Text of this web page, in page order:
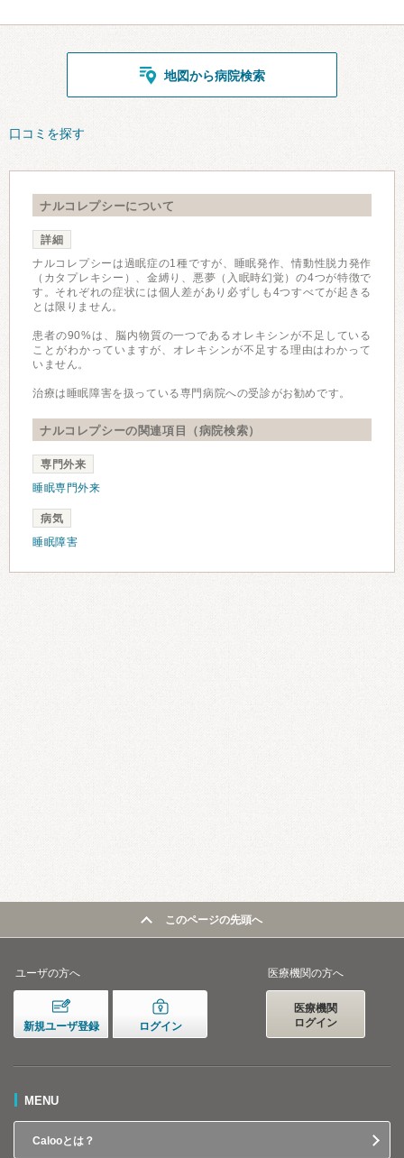
地図から病院検索
口コミを探す
ナルコレプシーについて
詳細
ナルコレプシーは過眠症の1種ですが、睡眠発作、情動性脱力発作
（カタプレキシー）、金縛り、悪夢（入眠時幻覚）の4つが特徴で
す。それぞれの症状には個人差があり必ずしも4つすべてが起きる
とは限りません。
患者の90%は、脳内物質の一つであるオレキシンが不足している
ことがわかっていますが、オレキシンが不足する理由はわかって
いません。
治療は睡眠障害を扱っている専門病院への受診がお勧めです。
ナルコレプシーの関連項目（病院検索）
専門外来
睡眠専門外来
病気
睡眠障害
このページの先頭へ
ユーザの方へ
新規ユーザ登録 ログイン
医療機関の方へ
医療機関
ログイン
MENU
Calooとは？